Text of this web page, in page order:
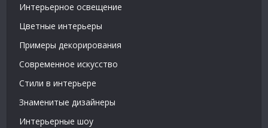
Интерьерное освещение
Цветные интерьеры
Примеры декорирования
Современное искусство
Стили в интерьере
Знаменитые дизайнеры
Интерьерные шоу